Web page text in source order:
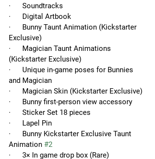
·      Soundtracks
·      Digital Artbook
·      Bunny Taunt Animation (Kickstarter
Exclusive)
·      Magician Taunt Animations
(Kickstarter Exclusive)
·      Unique in-game poses for Bunnies
and Magician
·      Magician Skin (Kickstarter Exclusive)
·      Bunny first-person view accessory
·      Sticker Set 18 pieces
·      Lapel Pin
·      Bunny Kickstarter Exclusive Taunt
Animation #2
·      3× In game drop box (Rare)